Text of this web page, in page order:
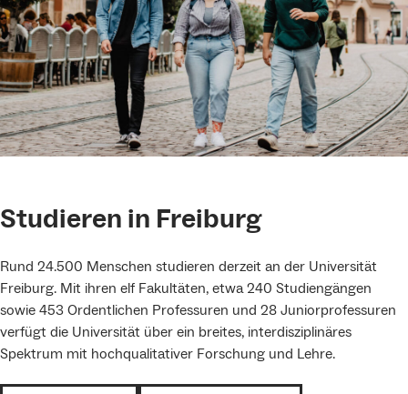
Studieren in Freiburg
Rund 24.500 Menschen studieren derzeit an der Universität
Freiburg. Mit ihren elf Fakultäten, etwa 240 Studiengängen
sowie 453 Ordentlichen Professuren und 28 Juniorprofessuren
verfügt die Universität über ein breites, interdisziplinäres
Spektrum mit hochqualitativer Forschung und Lehre.